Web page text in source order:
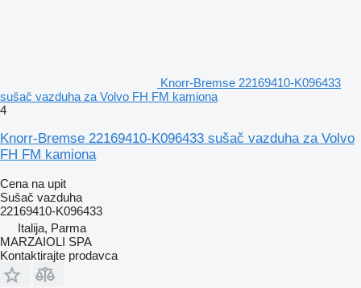
Knorr-Bremse 22169410-K096433
sušač vazduha za Volvo FH FM kamiona
4
Knorr-Bremse 22169410-K096433 sušač vazduha za Volvo
FH FM kamiona
Cena na upit
Sušač vazduha
22169410-K096433
Italija, Parma
MARZAIOLI SPA
Kontaktirajte prodavca